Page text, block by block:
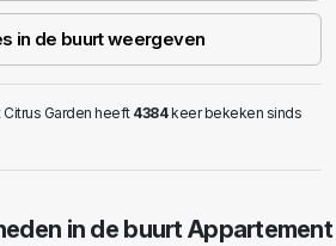
in de buurt weergeven
Garden heeft 4384keer bekeken sinds
in de buurt Appartement